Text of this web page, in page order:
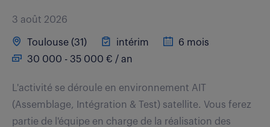
3 août 2026
Toulouse (31) intérim
6 mois
30 000 - 35 000 € / an
L'activité se déroule en environnement AIT
(Assemblage, Intégration & Test) satellite. Vous ferez
partie de l'équipe en charge de la réalisation des